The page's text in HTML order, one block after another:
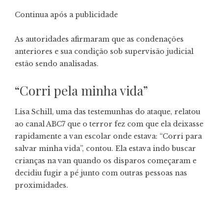
Continua após a publicidade
As autoridades afirmaram que as condenações
anteriores e sua condição sob supervisão judicial
estão sendo analisadas.
“Corri pela minha vida”
Lisa Schill, uma das testemunhas do ataque, relatou
ao canal ABC7 que o terror fez com que ela deixasse
rapidamente a van escolar onde estava: “Corri para
salvar minha vida”, contou. Ela estava indo buscar
crianças na van quando os disparos começaram e
decidiu fugir a pé junto com outras pessoas nas
proximidades.